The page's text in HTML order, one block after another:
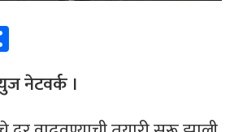
ar
eनेटवर्क ।